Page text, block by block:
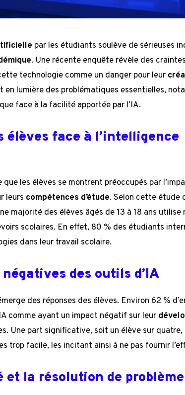
par les étudiants soulève de sérieuses
. Une récente enquête révèle des
technologie comme un danger pour leur
lumière des problématiques essentielles,
face à la facilité apportée par l’IA.
élèves face à l’intelligence
les élèves se montrent préoccupés par
leurs compétences d’étude. Selon cette étude
majorité des élèves âgés de 13 à 18 ans
scolaires. En effet, 80 % des étudiants
dans leur travail scolaire.
des outils d’IA
des réponses des élèves. Environ 62 %
comme ayant un impact négatif sur leur
Une part significative, soit un élève sur
trop facile, les incitant ainsi à ne pas fournir
la résolution de